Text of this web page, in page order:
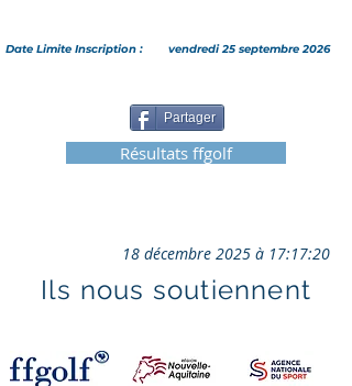
Date Limite Inscription : vendredi 25 septembre 2026
Partager
Résultats ffgolf
18 décembre 2025 à 17:17:20
Ils nous soutiennent